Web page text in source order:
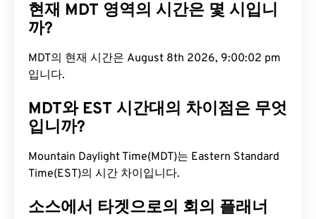
현재 MDT 영역의 시간은 몇 시입니
까?
MDT의 현재 시간은 August 8th 2026, 9:00:03 pm
입니다.
MDT와 EST 시간대의 차이점은 무엇
입니까?
Mountain Daylight Time(MDT)는 Eastern Standard
Time(EST)의 시간 차이입니다.
소스에서 타겟으로의 회의 플래너